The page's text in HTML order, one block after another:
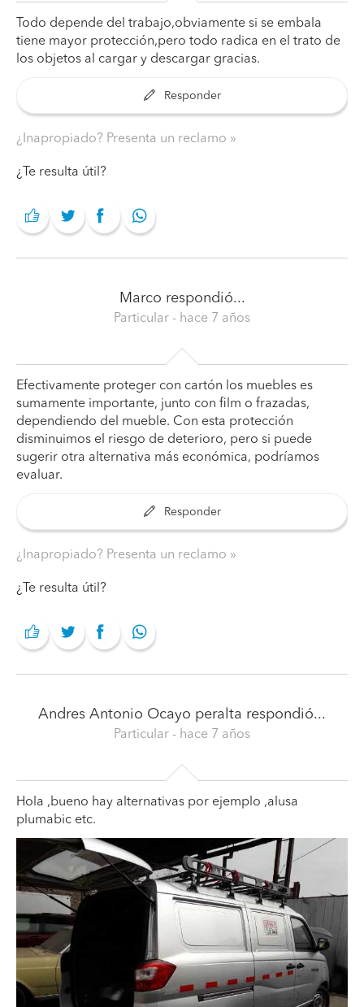
Todo depende del trabajo,obviamente si se embala
tiene mayor protección,pero todo radica en el trato de
los objetos al cargar y descargar gracias.
Responder
¿Inapropiado? Presenta un reclamo
¿Te resulta útil?
Marco respondió...
Particular - hace 7 años
Efectivamente proteger con cartón los muebles es
sumamente importante, junto con film o frazadas,
dependiendo del mueble. Con esta protección
disminuimos el riesgo de deterioro, pero si puede
sugerir otra alternativa más económica, podríamos
evaluar.
Responder
¿Inapropiado? Presenta un reclamo
¿Te resulta útil?
Andres Antonio Ocayo peralta respondió...
Particular - hace 7 años
Hola ,bueno hay alternativas por ejemplo ,alusa
plumabic etc.